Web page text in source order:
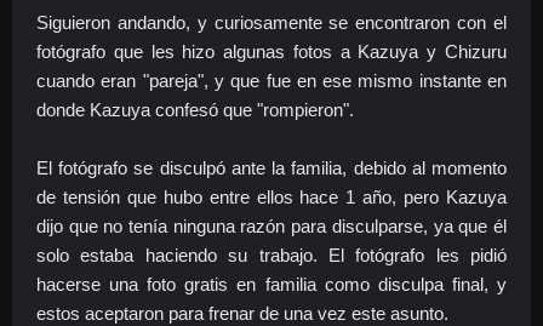
Siguieron andando, y curiosamente se encontraron con el
fotógrafo que les hizo algunas fotos a Kazuya y Chizuru
cuando eran "pareja", y que fue en ese mismo instante en
donde Kazuya confesó que "rompieron".
El fotógrafo se disculpó ante la familia, debido al momento
de tensión que hubo entre ellos hace 1 año, pero Kazuya
dijo que no tenía ninguna razón para disculparse, ya que él
solo estaba haciendo su trabajo. El fotógrafo les pidió
hacerse una foto gratis en familia como disculpa final, y
estos aceptaron para frenar de una vez este asunto.